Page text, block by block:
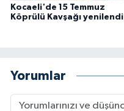
Kocaeli'de 15 Temmuz
Köprülü Kavşağı yenilendi
Yorumlar